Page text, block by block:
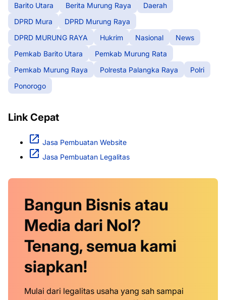
Barito Utara Berita Murung Raya
Daerah
DPRD Mura
DPRD Murung Raya
DPRD MURUNG RAYA
Hukrim Nasional
News
Pemkab Barito Utara
Pemkab Murung Rata
Pemkab Murung Raya
Polresta Palangka Raya
Polri
Ponorogo
Link Cepat
Jasa Pembuatan Website
Jasa Pembuatan Legalitas
Bangun Bisnis atau
Media dari Nol?
Tenang, semua kami
siapkan!
Mulai dari legalitas usaha yang sah sampai